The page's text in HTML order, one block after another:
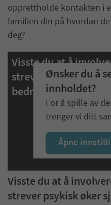
opprettholde kontakten i
familien din på hvordan
deg?
Visste du at å
strever psykisk øker
bedre og bli helt frisk?
Ønsker du å
innholdet?
For å spille av
trenger vi ditt
Åpne
Visste du at å
strever psykisk øker